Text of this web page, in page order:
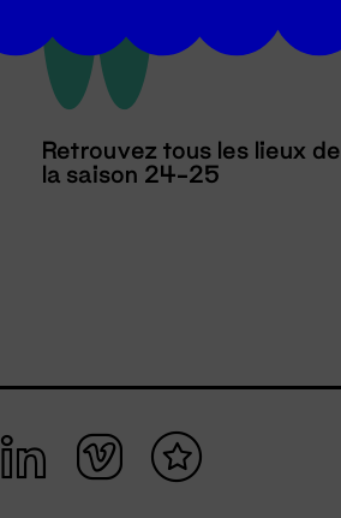
Retrouvez tous les lieux de
la saison 24-25